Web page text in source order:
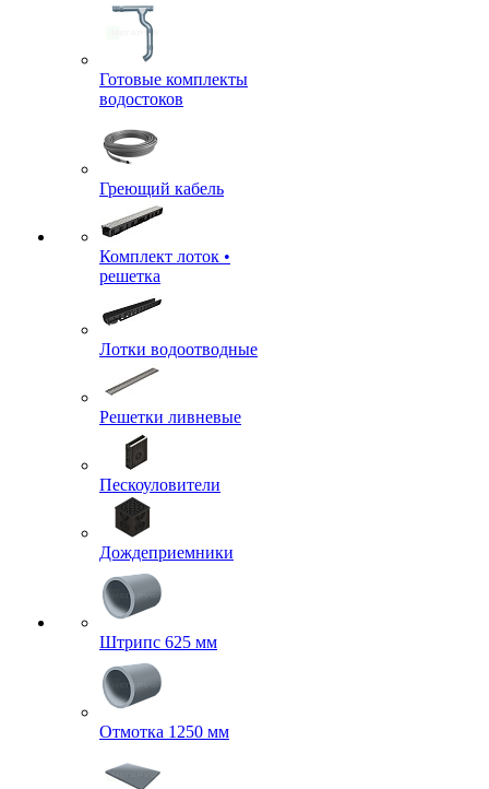
Готовые комплекты
водостоков
Греющий кабель
Комплект лоток •
решетка
Лотки водоотводные
Решетки ливневые
Пескоуловители
Дождеприемники
Штрипс 625 мм
Отмотка 1250 мм